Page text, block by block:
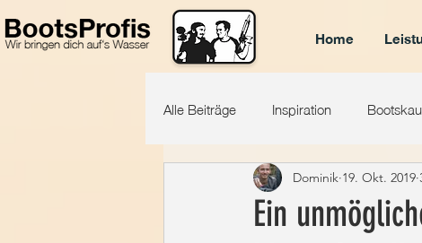
Home
Alle Beiträge Inspiration
Ein
Dominik 19. Okt. 2019